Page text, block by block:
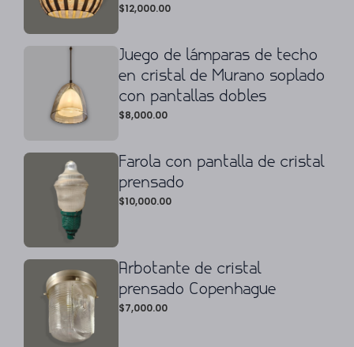
$12,000.00
Juego de lámparas de techo
en cristal de Murano soplado
con pantallas dobles
$8,000.00
Farola con pantalla de cristal
prensado
$10,000.00
Arbotante de cristal
prensado Copenhague
$7,000.00